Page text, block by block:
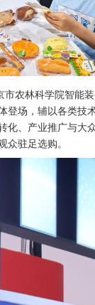
林科学院智能
登场，辅以各类
化、产业推广与大
众驻足选购。